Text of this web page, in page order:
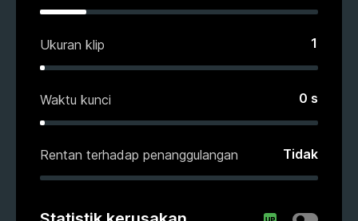
Ukuran klip 1
Waktu kunci 0 s
Rentan terhadap penanggulangan Tidak